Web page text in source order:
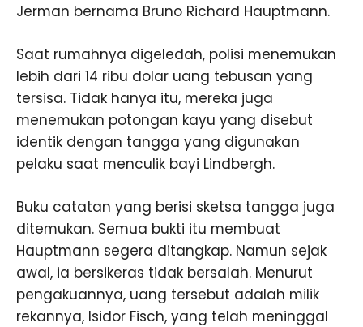
Jerman bernama Bruno Richard Hauptmann.
Saat rumahnya digeledah, polisi menemukan
lebih dari 14 ribu dolar uang tebusan yang
tersisa. Tidak hanya itu, mereka juga
menemukan potongan kayu yang disebut
identik dengan tangga yang digunakan
pelaku saat menculik bayi Lindbergh.
Buku catatan yang berisi sketsa tangga juga
ditemukan. Semua bukti itu membuat
Hauptmann segera ditangkap. Namun sejak
awal, ia bersikeras tidak bersalah. Menurut
pengakuannya, uang tersebut adalah milik
rekannya, Isidor Fisch, yang telah meninggal